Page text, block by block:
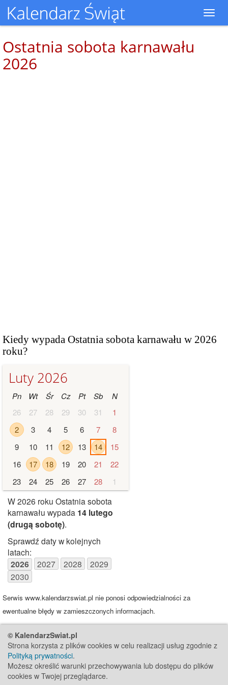
Ostatnia sobota karnawału
2026
Kiedy wypada Ostatnia sobota karnawału w 2026
roku?
Luty 2026
Pn Wt Śr Cz Pt Sb
N
26
27 28 29 30 31
1
2
3 4 5 6 7
8
9
10 11 12 13 14
15
16
17 18 19 20 21
22
23
24 25 26 27 28 1
W 2026 roku Ostatnia sobota
karnawału wypada 14 lutego
(drugą sobotę).
Sprawdź daty w kolejnych
latach:
2026 2027 2028
2029
2030
Serwis www.kalendarzswiat.pl nie ponosi odpowiedzialności za
ewentualne błędy w zamieszczonych informacjach.
© KalendarzSwiat.pl
Strona korzysta z plików cookies w celu realizacji usług zgodnie z
Polityką prywatności.
Możesz określić warunki przechowywania lub dostępu do plików
cookies w Twojej przeglądarce.